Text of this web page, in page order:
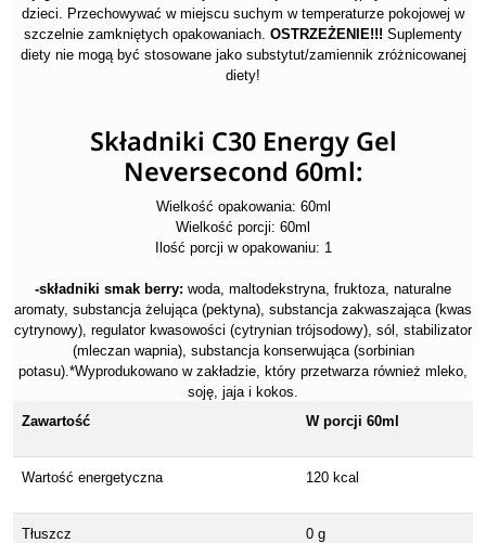
dzieci. Przechowywać w miejscu suchym w temperaturze pokojowej w
szczelnie zamkniętych opakowaniach. OSTRZEŻENIE!!! Suplementy
diety nie mogą być stosowane jako substytut/zamiennik zróżnicowanej
diety!
Składniki C30 Energy Gel
Neversecond 60ml:
Wielkość opakowania: 60ml
Wielkość porcji: 60ml
Ilość porcji w opakowaniu: 1
-składniki smak berry: woda, maltodekstryna, fruktoza, naturalne
aromaty, substancja żelująca (pektyna), substancja zakwaszająca (kwas
cytrynowy), regulator kwasowości (cytrynian trójsodowy), sól, stabilizator
(mleczan wapnia), substancja konserwująca (sorbinian
potasu).*Wyprodukowano w zakładzie, który przetwarza również mleko,
soję, jaja i kokos.
Zawartość
W porcji 60ml
Wartość energetyczna 120 kcal
Tłuszcz 0 g